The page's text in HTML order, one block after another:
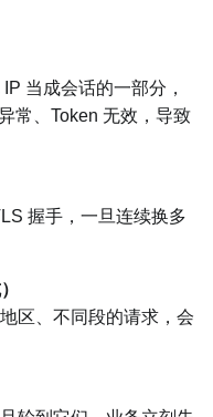
当成会话的一部分，
常、Token 无效，导致
握手，一旦连续换多
区、不同段的请求，会